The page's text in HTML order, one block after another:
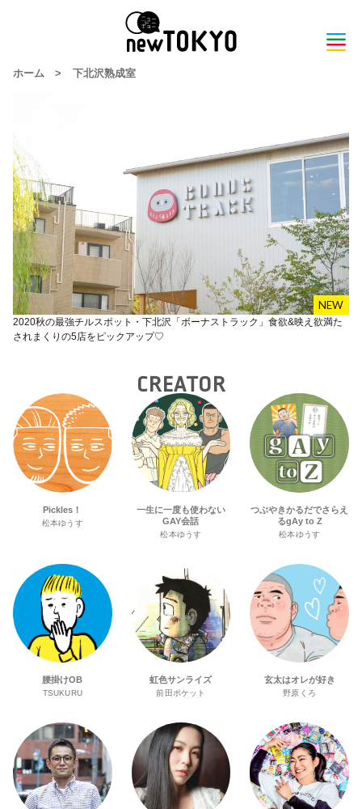
ホーム > 下北沢熟成室
2020秋の最強チルスポット・下北沢「ボーナストラック」食欲&映え欲満た
されまくりの5店をピックアップ♡
CREATOR
Pickles！
松本ゆうす
一生に一度も使わない
GAY会話
松本ゆうす
つぶやきかるだでさらえ
るgAy to Z
松本ゆうす
腰掛けOB
TSUKURU
虹色サンライズ
前田ポケット
玄太はオレが好き
野原くろ